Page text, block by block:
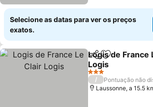
Selecione as datas para ver os preços
exatos.
PartilharAdicionar
Logis de France
Logis
3 Estrelas
/
Pontuação não
Laussonne, a 15.5